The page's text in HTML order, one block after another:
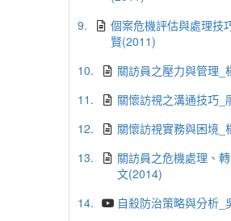
9.
個案危機評估與處理技
賢(2011)
10.
關訪員之壓力與管理_
11.
關懷訪視之溝通技巧_
12.
關懷訪視實務與困境_
13.
關訪員之危機處理、
文(2014)
14.
自殺防治策略與分析_